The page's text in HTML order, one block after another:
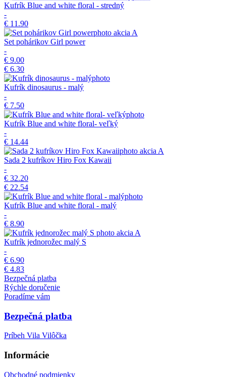
Kufrík Blue and white floral - stredný
-
€ 11.90
akcia A
Set pohárikov Girl power
-
€ 9.00
€ 6.30
Kufrík dinosaurus - malý
-
€ 7.50
Kufrík Blue and white floral- veľký
-
€ 14.44
akcia A
Sada 2 kufríkov Hiro Fox Kawaii
-
€ 32.20
€ 22.54
Kufrík Blue and white floral - malý
-
€ 8.90
akcia A
Kufrík jednorožec malý S
-
€ 6.90
€ 4.83
Bezpečná platba
Rýchle doručenie
Poradíme vám
Bezpečná platba
Príbeh Vila Vilôčka
Informácie
Obchodné podmienky